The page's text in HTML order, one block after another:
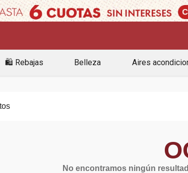
🛍️ Rebajas Belleza Aires
No encontramos ningún